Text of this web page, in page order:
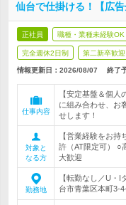
仙台で仕掛ける！【広
正社員 職種・業種未経験OK
完全週休2日制 第二新卒歓迎
情報更新日：2026/08/07 終了
仕事内容
【安定基盤＆個
に組み合わせ、お
せします！
対象と
なる方
【営業経験をお
許（AT限定可） ○
大歓迎
勤務地
【転勤なし／U・
台市青葉区本町3-